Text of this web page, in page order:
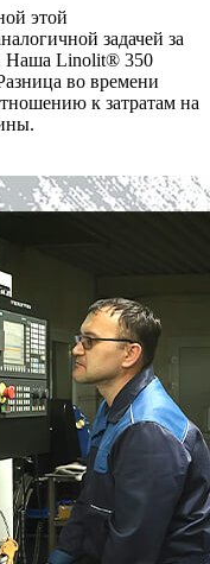
этой
задачей за
Наша Linolit® 350
во времени
к затратам на